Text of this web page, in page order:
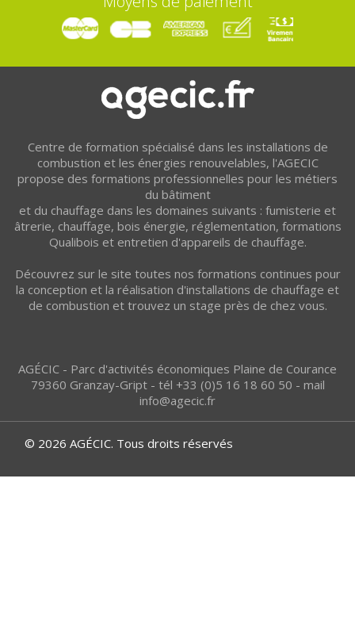
Centre de formation spécialisé dans les installations de
combustion et les énergies renouvelables, l'AGECIC
propose des formations professionnelles pour les métiers
du bâtiment
et du chauffage dans les domaines suivants : fumisterie et
âtrerie, chauffage, bois énergie, réglementation, formations
Qualibois et entretien d'appareils de chauffage.
Découvrez sur le site toutes nos formations continues pour
la conception et la réalisation d'installations de chauffage et
de combustion et trouvez un stage près de chez vous.
AGÉCIC - Parc d'activités économiques Plaine de Courance
79360 Granzay-Gript - tél +33 (0)5 16 18 60 50 - mail
info@agecic.fr
© 2026 AGÉCIC. Tous droits réservés